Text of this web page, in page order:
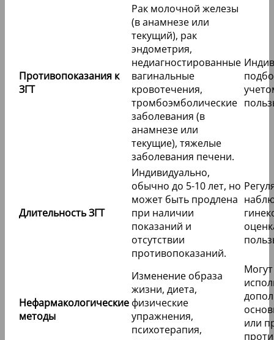
Противопоказания к
ЗГТ
Рак молочной железы
(в анамнезе или
текущий), рак
эндометрия,
недиагностированные
вагинальные
кровотечения,
тромбоэмболические
заболевания (в
анамнезе или
текущие), тяжелые
заболевания печени.
Длительность ЗГТ
Индивидуально,
обычно до 5-10 лет, но
может быть продлена
при наличии
показаний и
отсутствии
противопоказаний.
Нефармакологические
методы
Изменение образа
жизни, диета,
физические
упражнения,
психотерапия,
или